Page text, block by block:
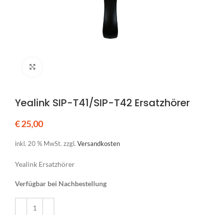
Yealink SIP-T41/SIP-T42 Ersatzhörer
€25,00
inkl. 20 % MwSt. zzgl. Versandkosten
Yealink Ersatzhörer
Verfügbar bei Nachbestellung